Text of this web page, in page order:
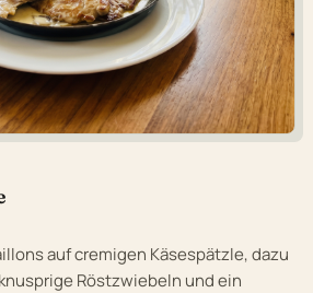
auf cremigen Käsespätzle, dazu
Röstzwiebeln und ein